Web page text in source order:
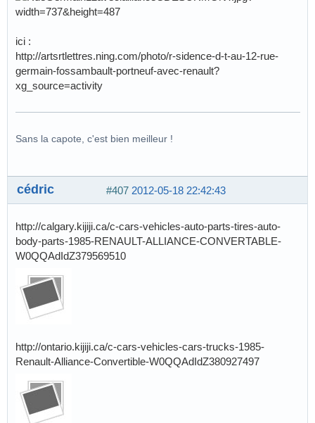
ici :
http://artsrtlettres.ning.com/photo/r-sidence-d-t-au-12-rue-
germain-fossambault-portneuf-avec-renault?
xg_source=activity
Sans la capote, c'est bien meilleur !
#407 2012-05-18 22:42:43
cédric
http://calgary.kijiji.ca/c-cars-vehicles-auto-parts-tires-auto-
body-parts-1985-RENAULT-ALLIANCE-CONVERTABLE-
W0QQAdIdZ379569510
http://ontario.kijiji.ca/c-cars-vehicles-cars-trucks-1985-
Renault-Alliance-Convertible-W0QQAdIdZ380927497